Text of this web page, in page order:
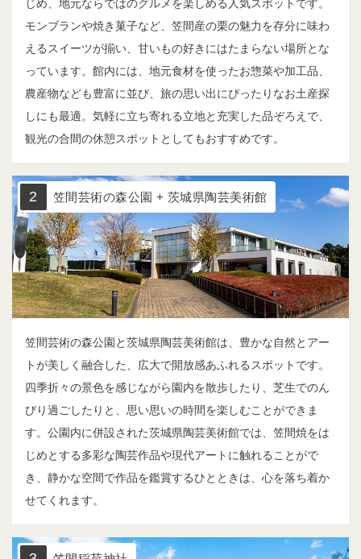
じめ、地元ならではのグルメを楽しめる人気スポットです。
モンブランや焼き菓子など、笠間産の栗の魅力を存分に味わ
えるスイーツが揃い、甘いもの好きにはたまらない場所とな
っています。館内には、地元食材を使ったお惣菜や加工品、
農産物なども豊富に並び、旅の思い出にぴったりなお土産探
しにも最適。気軽に立ち寄れる立地と充実した品ぞろえで、
観光の合間の休憩スポットとしてもおすすめです。
2 笠間芸術の森公園 + 茨城県陶芸美術館
笠間芸術の森公園と茨城県陶芸美術館は、豊かな自然とアー
トが美しく融合した、広大で開放感あふれるスポットです。
四季折々の景色を感じながら園内を散歩したり、芝生でのん
びり過ごしたりと、思い思いの時間を楽しむことができま
す。公園内に併設された茨城県陶芸美術館では、笠間焼をは
じめとする多彩な陶芸作品や現代アートに触れることがで
き、静かな空間で作品を鑑賞するひとときは、心を落ち着か
せてくれます。